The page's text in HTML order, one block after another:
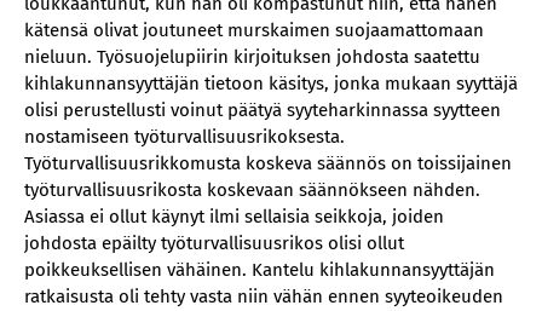
kätensä olivat joutuneet murskaimen suojaamattomaan
nieluun. Työsuojelupiirin kirjoituksen johdosta saatettu
kihlakunnansyyttäjän tietoon käsitys, jonka mukaan syyttäjä
olisi perustellusti voinut päätyä syyteharkinnassa syytteen
nostamiseen työturvallisuusrikoksesta.
Työturvallisuusrikkomusta koskeva säännös on toissijainen
työturvallisuusrikosta koskevaan säännökseen nähden.
Asiassa ei ollut käynyt ilmi sellaisia seikkoja, joiden
johdosta epäilty työturvallisuusrikos olisi ollut
poikkeuksellisen vähäinen. Kantelu kihlakunnansyyttäjän
ratkaisusta oli tehty vasta niin vähän ennen syyteoikeuden